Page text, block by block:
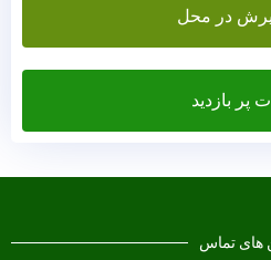
در محل
پر بازدید
های تماس